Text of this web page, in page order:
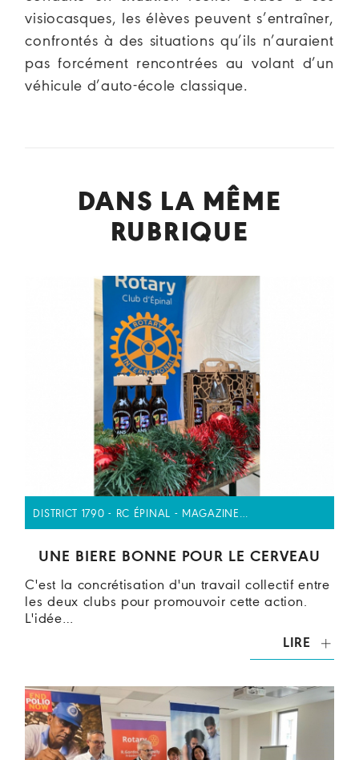
visiocasques, les élèves peuvent s’entraîner,
confrontés à des situations qu’ils n’auraient
pas forcément rencontrées au volant d’un
véhicule d’auto-école classique.
DANS LA MÊME
RUBRIQUE
DISTRICT 1790 - RC ÉPINAL - MAGAZINE…
UNE BIERE BONNE POUR LE CERVEAU
C'est la concrétisation d'un travail collectif entre
les deux clubs pour promouvoir cette action.
L'idée…
LIRE